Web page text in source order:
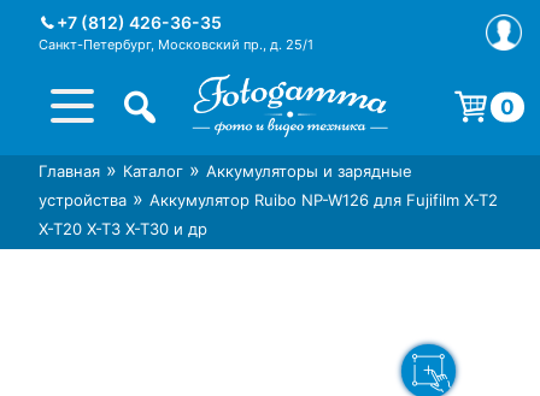
+7 (812) 426-36-35
Санкт-Петербург, Московский пр., д. 25/1
Интернет-магазин фототехники
Foto-Gamma в СПб
Магазин фотоаксессуаров foto-
gamma.ru
0
Корзина пуста.
Главная » Каталог » Аккумуляторы и зарядные
устройства » Аккумулятор Ruibo NP-W126 для Fujifilm X-T2
X-T20 X-T3 X-T30 и др